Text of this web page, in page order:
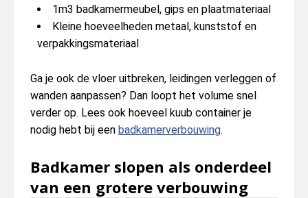
1m3 badkamermeubel, gips en plaatmateriaal
Kleine hoeveelheden metaal, kunststof en
verpakkingsmateriaal
Ga je ook de vloer uitbreken, leidingen verleggen of
wanden aanpassen? Dan loopt het volume snel
verder op. Lees ook hoeveel kuub container je
nodig hebt bij een badkamerverbouwing.
Badkamer slopen als onderdeel
van een grotere verbouwing